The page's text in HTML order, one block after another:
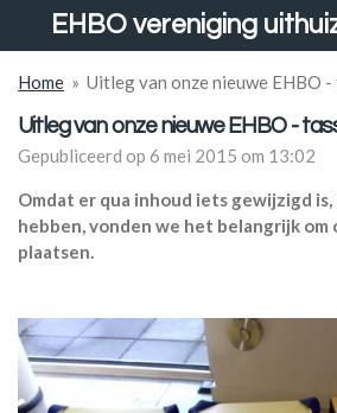
direct
naar
hoofdinhoud
EHBO vereniging
Home » Uitleg van onze nieuwe EHBO -
Uitleg van onze nieuwe EHBO -
Gepubliceerd op 6 mei 2015 om 13:02
Omdat er qua inhoud iets gewijzigd
hebben, vonden we het belangrijk
plaatsen.